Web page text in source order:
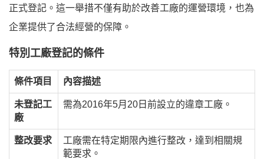
正式登記。這一舉措不僅有助於改善工廠的運營環境，也為
企業提供了合法經營的保障。
特別工廠登記的條件
條件項目 內容描述
未登記工
廠
需為2016年5月20日前設立的違章工廠。
整改要求
工廠需在特定期限內進行整改，達到相關規
範要求。